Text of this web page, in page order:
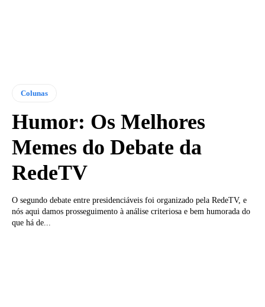
Colunas
Humor: Os Melhores
Memes do Debate da
RedeTV
O segundo debate entre presidenciáveis foi organizado pela RedeTV, e
nós aqui damos prosseguimento à análise criteriosa e bem humorada do
que há de...